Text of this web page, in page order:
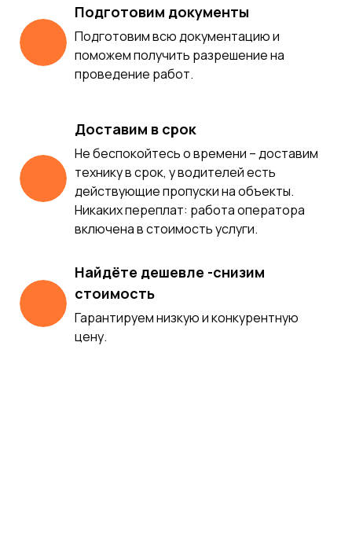
Подготовим документы
Подготовим всю документацию и
поможем получить разрешение на
проведение работ.
Доставим в срок
Не беспокойтесь о времени – доставим
технику в срок, у водителей есть
действующие пропуски на объекты.
Никаких переплат: работа оператора
включена в стоимость услуги.
Найдёте дешевле -снизим
стоимость
Гарантируем низкую и конкурентную
цену.